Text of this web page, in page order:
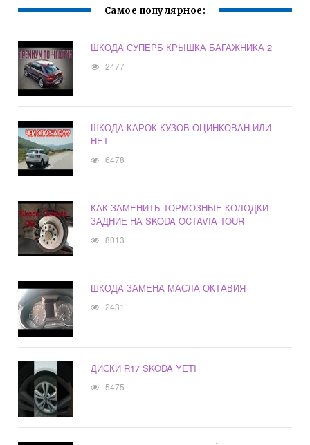
Самое популярное:
ШКОДА СУПЕРБ КРЫШКА БАГАЖНИКА 2
2477
ШКОДА КАРОК КУЗОВ ОЦИНКОВАН ИЛИ
НЕТ
6478
КАК ЗАМЕНИТЬ ТОРМОЗНЫЕ КОЛОДКИ
ЗАДНИЕ НА SKODA OCTAVIA TOUR
8013
ШКОДА ЗАМЕНА МАСЛА ОКТАВИЯ
2431
ДИСКИ R17 SKODA YETI
5475